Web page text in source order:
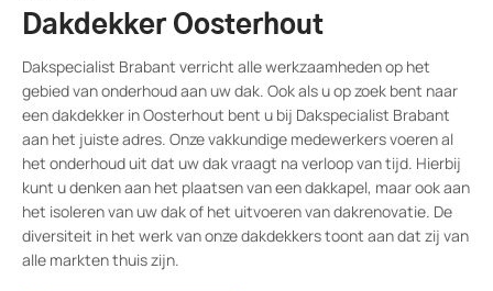
Dakdekker Oosterhout
Dakspecialist Brabant verricht alle werkzaamheden op het
gebied van onderhoud aan uw dak. Ook als u op zoek bent naar
een dakdekker in Oosterhout bent u bij Dakspecialist Brabant
aan het juiste adres. Onze vakkundige medewerkers voeren al
het onderhoud uit dat uw dak vraagt na verloop van tijd. Hierbij
kunt u denken aan het plaatsen van een dakkapel, maar ook aan
het isoleren van uw dak of het uitvoeren van dakrenovatie. De
diversiteit in het werk van onze dakdekkers toont aan dat zij van
alle markten thuis zijn.